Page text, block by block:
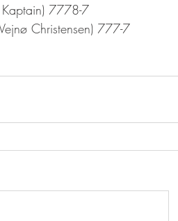
7778-7
Christensen) 777-7